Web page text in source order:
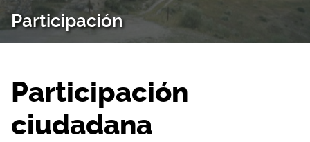
Participación
Participación
ciudadana